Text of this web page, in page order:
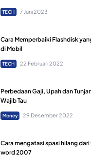
TECH 7 Juni 2023
Cara Memperbaiki Flashdisk
di Mobil
TECH 22 Februari 2022
Perbedaan Gaji, Upah dan
Wajib Tau
Money 29 Desember 2022
Cara mengatasi spasi hilang
word 2007